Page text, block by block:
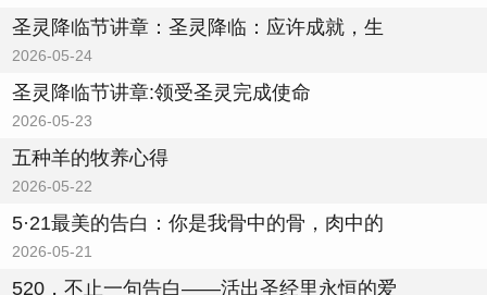
圣灵降临节讲章：圣灵降临：应许成就，生
2026-05-24
圣灵降临节讲章:领受圣灵完成使命
2026-05-23
五种羊的牧养心得
2026-05-22
5·21最美的告白：你是我骨中的骨，肉中的
2026-05-21
520，不止一句告白——活出圣经里永恒的爱